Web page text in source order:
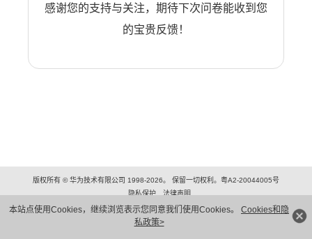
本站点使用Cookies，继续浏览表示您同意我们使用Cookies。 Cookies和隐
私政策>
感谢您的支持与关注，期待下次问卷能收到您
的宝贵反馈！
版权所有 © 华为技术有限公司 1998-2026。 保留一切权利。粤A2-20044005号
隐私保护
法律声明